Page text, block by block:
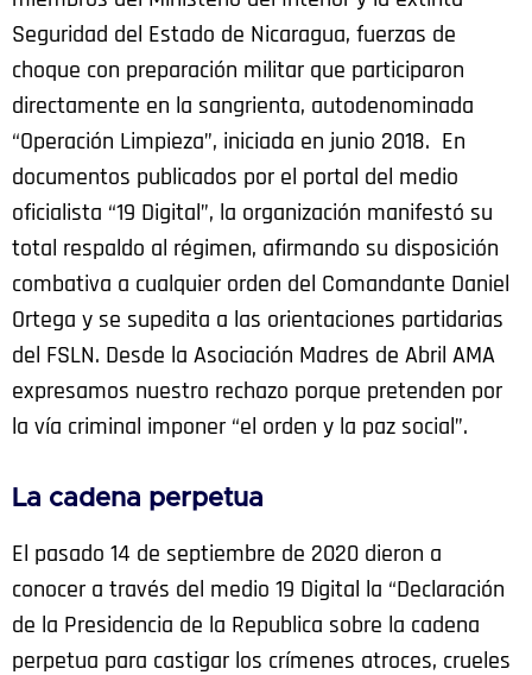
Seguridad del Estado de Nicaragua, fuerzas de
choque con preparación militar que participaron
directamente en la sangrienta, autodenominada
“Operación Limpieza”, iniciada en junio 2018. En
documentos publicados por el portal del medio
oficialista “19 Digital”, la organización manifestó su
total respaldo al régimen, afirmando su disposición
combativa a cualquier orden del Comandante Daniel
Ortega y se supedita a las orientaciones partidarias
del FSLN. Desde la Asociación Madres de Abril AMA
expresamos nuestro rechazo porque pretenden por
la vía criminal imponer “el orden y la paz social”.
La cadena perpetua
El pasado 14 de septiembre de 2020 dieron a
conocer a través del medio 19 Digital la “Declaración
de la Presidencia de la Republica sobre la cadena
perpetua para castigar los crímenes atroces, crueles